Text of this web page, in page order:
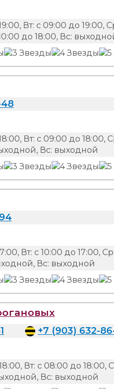
Вт: с 09:00 до 19:00,
до 18:00, Вс:
48
Вт: с 09:00 до 18:00,
Вс: выходной
Вт: с 10:00 до 17:00,
Вс: выходной
+7 (903) 632-
Вт: с 08:00 до 18:00,
Вс: выходной